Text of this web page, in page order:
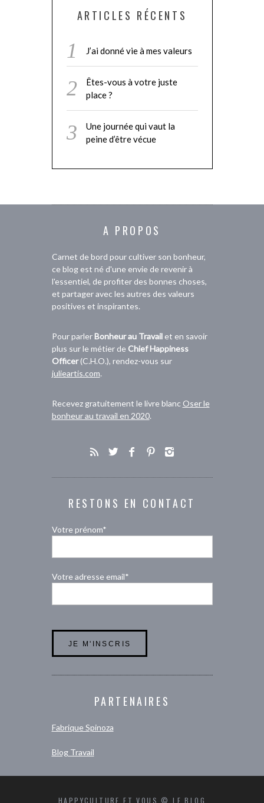
ARTICLES RÉCENTS
J’ai donné vie à mes valeurs
Êtes-vous à votre juste
place ?
Une journée qui vaut la
peine d’être vécue
A PROPOS
Carnet de bord pour cultiver son bonheur,
ce blog est né d'une envie de revenir à
l'essentiel, de profiter des bonnes choses,
et partager avec les autres des valeurs
positives et inspirantes.
Pour parlerBonheur au Travailet en savoir
plus sur le métier deChief Happiness
Officer(C.H.O.), rendez-vous sur
julieartis.com.
Recevez gratuitement le livre blanc Oser le
bonheur au travail en 2020.
RESTONS EN CONTACT
Votre prénom*
Votre adresse email*
PARTENAIRES
Fabrique Spinoza
Blog Travail
HAPPYCULTURE ET VOUS © LE BLOG